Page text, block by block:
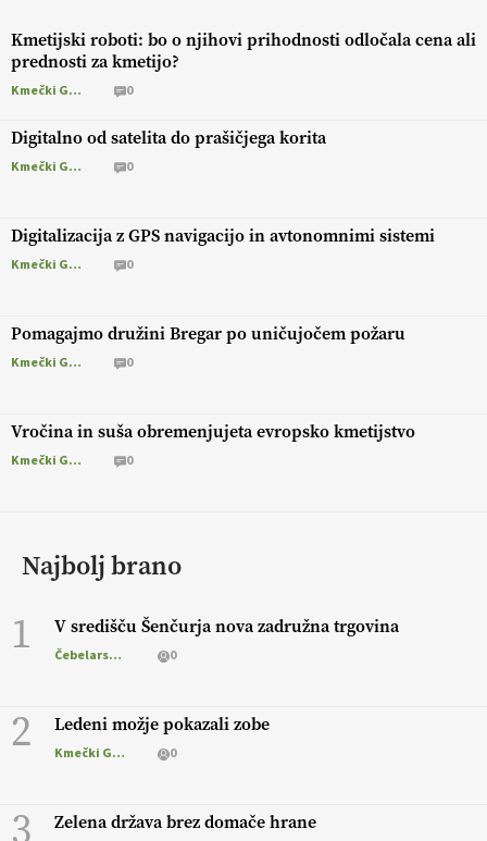
Kmetijski roboti: bo o njihovi prihodnosti odločala cena ali
prednosti za kmetijo?
Kmečki Glas 0
Digitalno od satelita do prašičjega korita
Kmečki Glas 0
Digitalizacija z GPS navigacijo in avtonomnimi sistemi
Kmečki Glas 0
Pomagajmo družini Bregar po uničujočem požaru
Kmečki Glas 0
Vročina in suša obremenjujeta evropsko kmetijstvo
Kmečki Glas 0
Najbolj brano
1 V središču Šenčurja nova zadružna trgovina
Čebelarstvo 0
2 Ledeni možje pokazali zobe
Kmečki Glas 0
3 Zelena država brez domače hrane